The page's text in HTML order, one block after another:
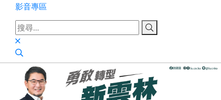
影音專區